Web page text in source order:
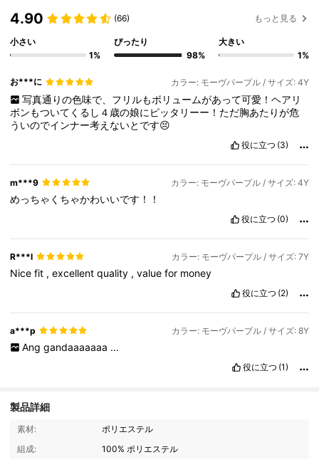
4.90 (66) もっと見る
小さい
1%
ぴったり
98%
大きい
1%
お***に カラー: モーヴパープル / サイズ: 4Y
写真通りの色味で、フリルもボリュームがあって可愛！ヘアリ
ボンもついてくるし４歳の娘にピッタリーー！ただ胸あたりが危
ういのでインナー考えないとです😣
役に立つ (3)
m***9 カラー: モーヴパープル / サイズ: 4Y
めっちゃくちゃかわいいです！！
役に立つ (0)
R***l カラー: モーヴパープル / サイズ: 7Y
Nicefit ,excellentquality ,valuefor money
役に立つ (2)
a***p カラー: モーヴパープル / サイズ: 8Y
Ang gandaaaaaaa ...
役に立つ (1)
製品詳細
素材:
ポリエステル
組成:
100% ポリエステル